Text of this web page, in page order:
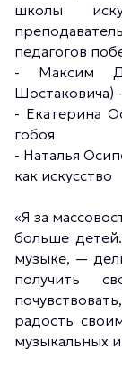
школы
педагогов
- Максим
Шостаковича)
- Екатерина
гобоя
- Наталья
как искусство
«Я за
больше
музыке, —
получить
радость
музыкальных